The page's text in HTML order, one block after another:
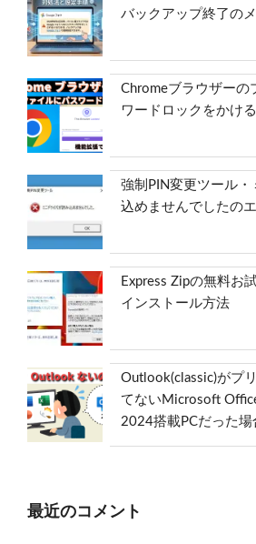
バックアップ終了の
Chromeブラウザーの
ワードロックをかけ
強制PIN変更ツール
込めませんでしたの
Express Zipの無料お
インストール方法
Outlook(classic)がプ
てないMicrosoft
2024搭載PCだった
最近のコメント